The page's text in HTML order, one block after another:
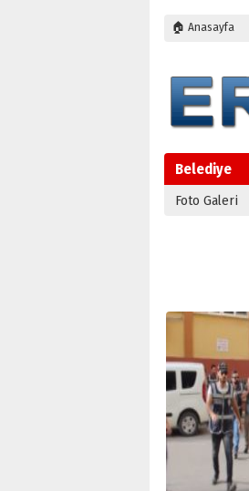
🏠 Anasayfa
Belediye
Foto Galeri